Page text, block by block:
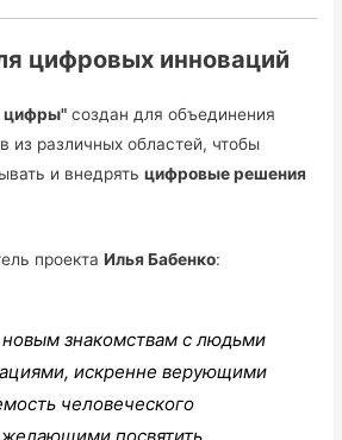
цифровых инноваций
цифры" создан для объединения
из различных областей, чтобы
и внедрятьцифровые решения
проектаИлья Бабенко:
новым знакомствам с людьми
искренне верующими
человеческого